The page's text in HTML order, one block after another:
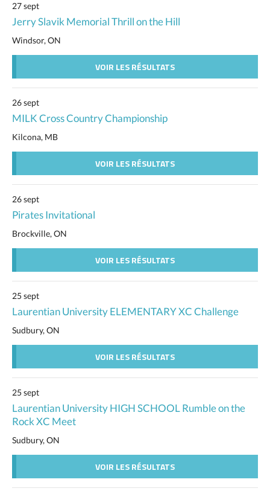
27 sept
Jerry Slavik Memorial Thrill on the Hill
Windsor, ON
VOIR LES RÉSULTATS
26 sept
MILK Cross Country Championship
Kilcona, MB
VOIR LES RÉSULTATS
26 sept
Pirates Invitational
Brockville, ON
VOIR LES RÉSULTATS
25 sept
Laurentian University ELEMENTARY XC Challenge
Sudbury, ON
VOIR LES RÉSULTATS
25 sept
Laurentian University HIGH SCHOOL Rumble on the
Rock XC Meet
Sudbury, ON
VOIR LES RÉSULTATS